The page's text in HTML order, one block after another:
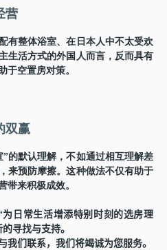
营
有整体浴室、在日本人中不太受欢
生活方式的外国人而言，反而具有
于空置房对策。
双赢
的默认理解，不如通过相互理解差
来预防摩擦。这种做法不仅有助于
带来积极成效。
为 日常生活增添特别 时刻的选房理
的寻找与支持。
我们联系，我们 将竭诚为您服务。